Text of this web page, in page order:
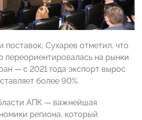
поставок, Сухарев отметил, что
переориентировалась на рынки
— с 2021 года экспорт вырос
более 90%.
АПК — важнейшая
региона, который